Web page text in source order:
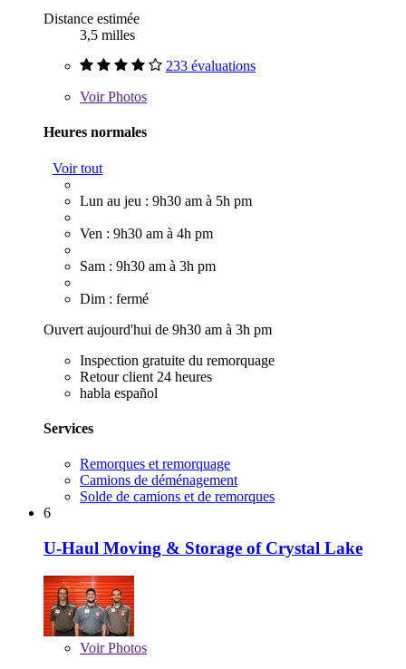
Distance estimée
3,5 milles
233 évaluations
VoirPhotos
Heures normales
Voir tout
Lun au jeu : 9h30 am à 5h pm
Ven : 9h30 am à 4h pm
Sam : 9h30 am à 3h pm
Dim : fermé
Ouvert aujourd'hui de 9h30 am à 3h pm
Inspection gratuite du remorquage
Retour client 24 heures
habla español
Services
Remorques et remorquage
Camions de déménagement
Solde de camions et de remorques
6
U-Haul Moving & Storage of Crystal Lake
VoirPhotos